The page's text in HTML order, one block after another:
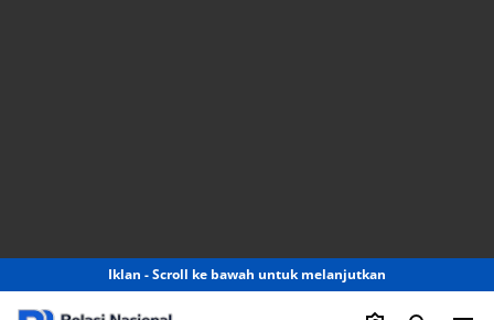
Iklan - Scroll ke bawah untuk melanjutkan